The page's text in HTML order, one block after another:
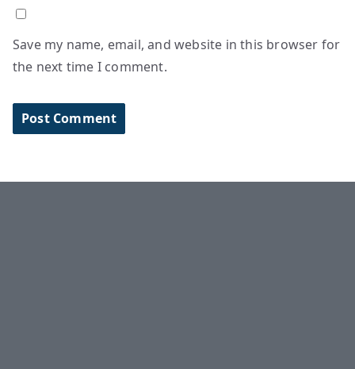
Save my name, email, and website in this browser for
the next time I comment.